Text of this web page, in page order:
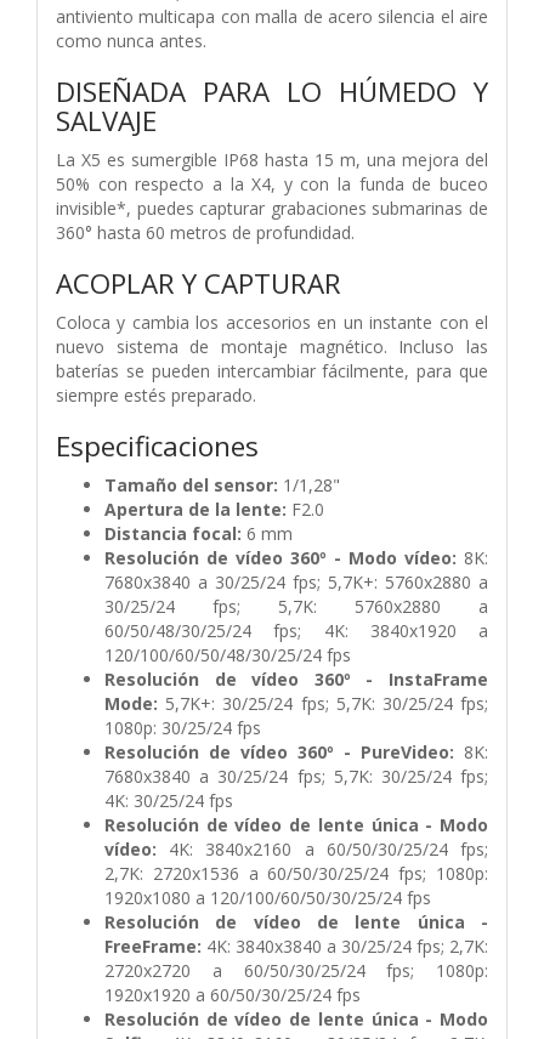
antiviento multicapa con malla de acero silencia el aire
como nunca antes.
DISEÑADA PARA LO HÚMEDO Y
SALVAJE
La X5 es sumergible IP68 hasta 15 m, una mejora del
50% con respecto a la X4, y con la funda de buceo
invisible*, puedes capturar grabaciones submarinas de
360° hasta 60 metros de profundidad.
ACOPLAR Y CAPTURAR
Coloca y cambia los accesorios en un instante con el
nuevo sistema de montaje magnético. Incluso las
baterías se pueden intercambiar fácilmente, para que
siempre estés preparado.
Especificaciones
Tamaño del sensor: 1/1,28"
Apertura de la lente: F2.0
Distancia focal: 6 mm
Resolución de vídeo 360º - Modo vídeo: 8K:
7680x3840 a 30/25/24 fps; 5,7K+: 5760x2880 a
30/25/24 fps; 5,7K: 5760x2880 a
60/50/48/30/25/24 fps; 4K: 3840x1920 a
120/100/60/50/48/30/25/24 fps
Resolución de vídeo 360º - InstaFrame
Mode: 5,7K+: 30/25/24 fps; 5,7K: 30/25/24 fps;
1080p: 30/25/24 fps
Resolución de vídeo 360º - PureVideo: 8K:
7680x3840 a 30/25/24 fps; 5,7K: 30/25/24 fps;
4K: 30/25/24 fps
Resolución de vídeo de lente única - Modo
vídeo: 4K: 3840x2160 a 60/50/30/25/24 fps;
2,7K: 2720x1536 a 60/50/30/25/24 fps; 1080p:
1920x1080 a 120/100/60/50/30/25/24 fps
Resolución de vídeo de lente única -
FreeFrame: 4K: 3840x3840 a 30/25/24 fps; 2,7K:
2720x2720 a 60/50/30/25/24 fps; 1080p:
1920x1920 a 60/50/30/25/24 fps
Resolución de vídeo de lente única - Modo